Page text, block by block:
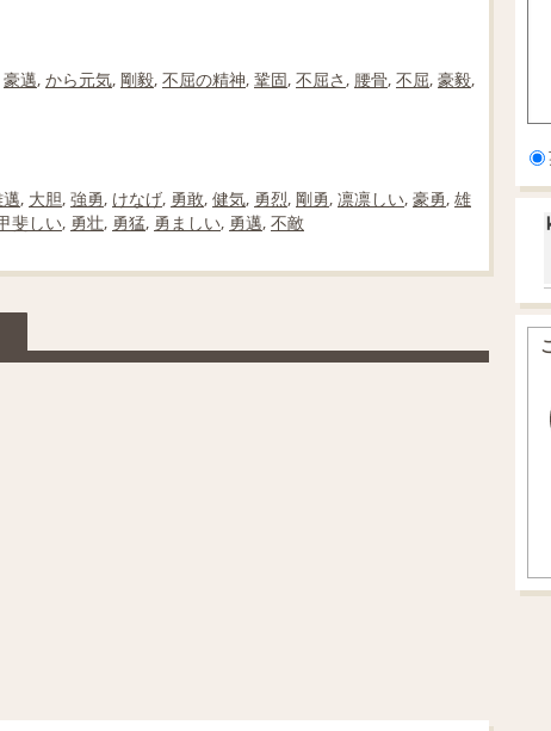
豪邁, から元気, 剛毅, 不屈の精神, 鞏固, 不屈さ, 腰骨, 不屈, 豪毅,
, 大胆, 強勇, けなげ, 勇敢, 健気, 勇烈, 剛勇, 凛凛しい, 豪勇, 雄
斐しい, 勇壮, 勇猛, 勇ましい, 勇邁, 不敵